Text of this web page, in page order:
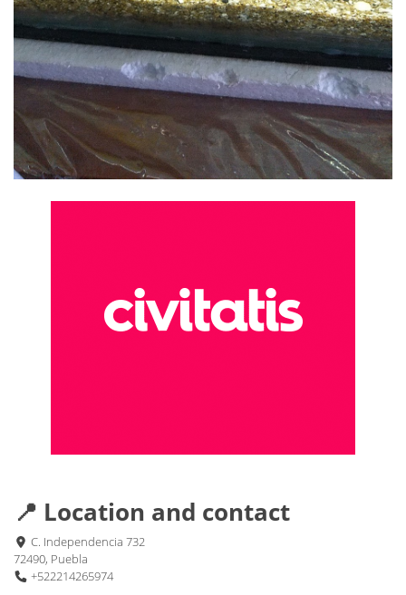
📍 Location and contact
C. Independencia 732
72490, Puebla
+522214265974